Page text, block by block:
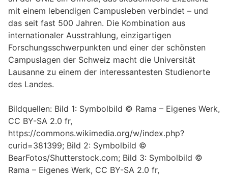
mit einem lebendigen Campusleben verbindet – und
das seit fast 500 Jahren. Die Kombination aus
internationaler Ausstrahlung, einzigartigen
Forschungsschwerpunkten und einer der schönsten
Campuslagen der Schweiz macht die Universität
Lausanne zu einem der interessantesten Studienorte
des Landes.
Bildquellen: Bild 1: Symbolbild © Rama – Eigenes Werk,
CC BY-SA 2.0 fr,
https://commons.wikimedia.org/w/index.php?
curid=381399; Bild 2: Symbolbild ©
BearFotos/Shutterstock.com; Bild 3: Symbolbild ©
Rama – Eigenes Werk, CC BY-SA 2.0 fr,